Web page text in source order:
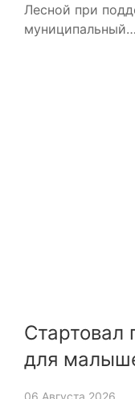
Лесной при
муниципальный…
Стартовал
для
06 Августа 2026